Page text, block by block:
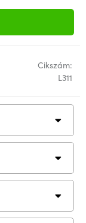
Cikszám:
L311